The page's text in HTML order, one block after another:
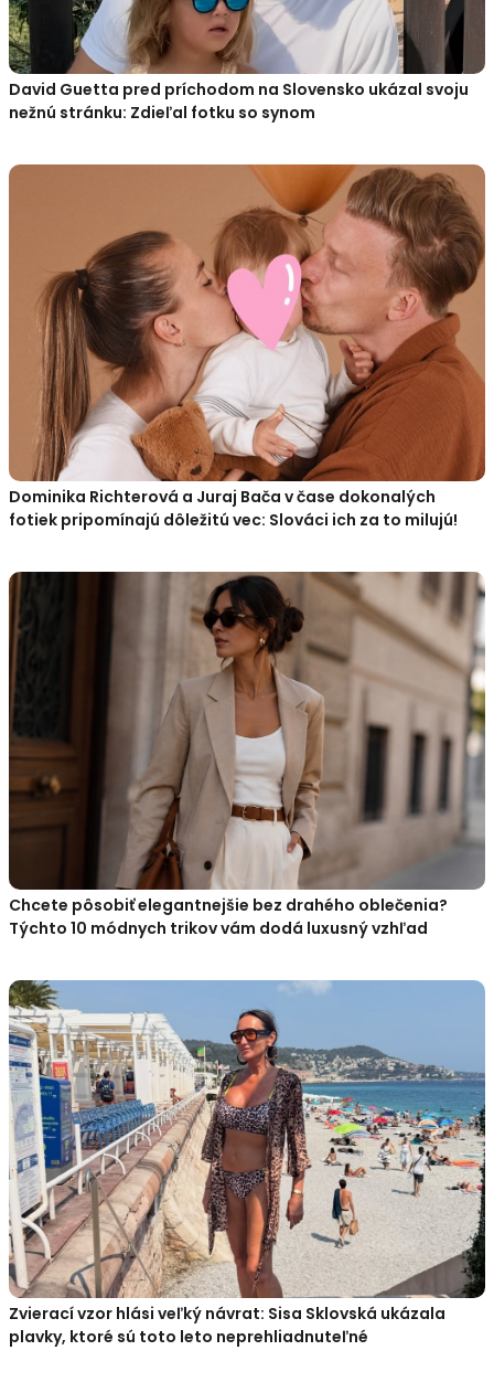
David Guetta pred príchodom na Slovensko ukázal svoju
nežnú stránku: Zdieľal fotku so synom
Dominika Richterová a Juraj Bača v čase dokonalých
fotiek pripomínajú dôležitú vec: Slováci ich za to milujú!
Chcete pôsobiť elegantnejšie bez drahého oblečenia?
Týchto 10 módnych trikov vám dodá luxusný vzhľad
Zvierací vzor hlási veľký návrat: Sisa Sklovská ukázala
plavky, ktoré sú toto leto neprehliadnuteľné